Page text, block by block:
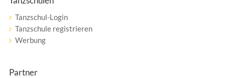
Tanzschul-Login
Tanzschule registrieren
Werbung
Partner